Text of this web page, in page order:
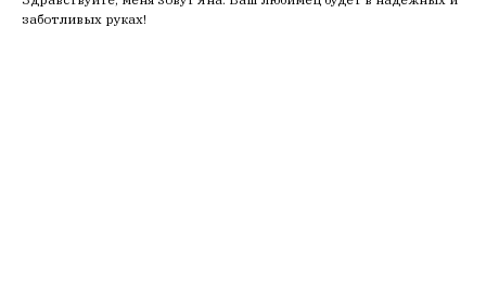
заботливых руках!